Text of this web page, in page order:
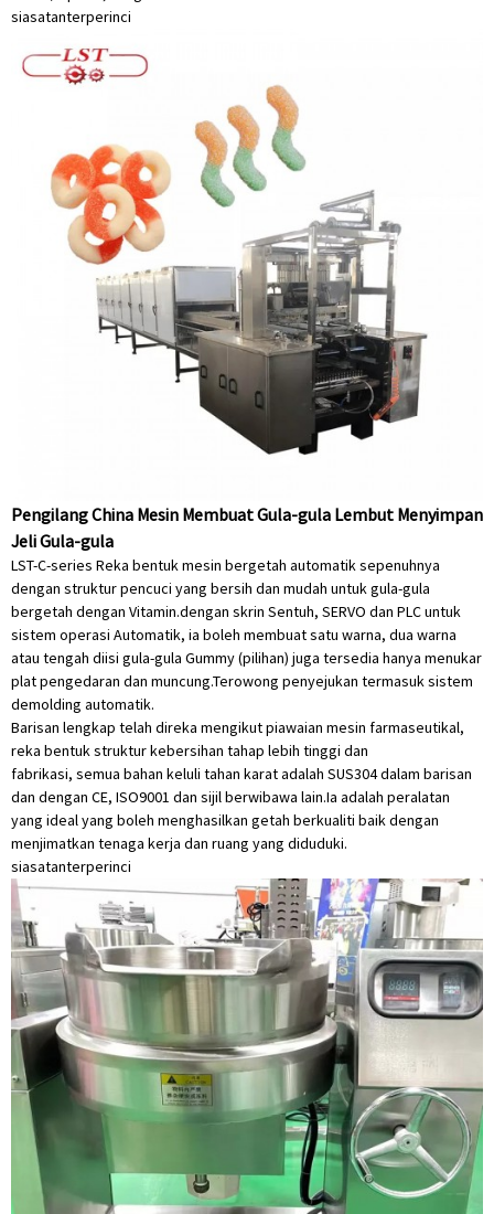
siasatanterperinci
Pengilang China Mesin Membuat Gula-gula Lembut Menyimpan
Jeli Gula-gula
LST-C-series Reka bentuk mesin bergetah automatik sepenuhnya
dengan struktur pencuci yang bersih dan mudah untuk gula-gula
bergetah dengan Vitamin.dengan skrin Sentuh, SERVO dan PLC untuk
sistem operasi Automatik, ia boleh membuat satu warna, dua warna
atau tengah diisi gula-gula Gummy (pilihan) juga tersedia hanya menukar
plat pengedaran dan muncung.Terowong penyejukan termasuk sistem
demolding automatik.
Barisan lengkap telah direka mengikut piawaian mesin farmaseutikal,
reka bentuk struktur kebersihan tahap lebih tinggi dan
fabrikasi, semua bahan keluli tahan karat adalah SUS304 dalam barisan
dan dengan CE, ISO9001 dan sijil berwibawa lain.Ia adalah peralatan
yang ideal yang boleh menghasilkan getah berkualiti baik dengan
menjimatkan tenaga kerja dan ruang yang diduduki.
siasatanterperinci